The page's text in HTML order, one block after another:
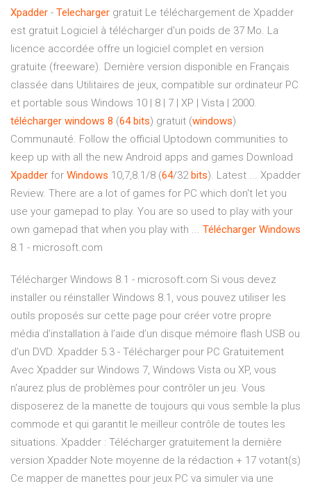
Xpadder - Telecharger gratuit Le téléchargement de Xpadder
est gratuit Logiciel à télécharger d'un poids de 37 Mo. La
licence accordée offre un logiciel complet en version
gratuite (freeware). Dernière version disponible en Français
classée dans Utilitaires de jeux, compatible sur ordinateur PC
et portable sous Windows 10 | 8 | 7 | XP | Vista | 2000.
télécharger windows 8 (64 bits) gratuit (windows)
Communauté. Follow the official Uptodown communities to
keep up with all the new Android apps and games Download
Xpadder for Windows 10,7,8.1/8 (64/32 bits). Latest ... Xpadder
Review. There are a lot of games for PC which don't let you
use your gamepad to play. You are so used to play with your
own gamepad that when you play with ... Télécharger Windows
8.1 - microsoft.com
Télécharger Windows 8.1 - microsoft.com Si vous devez
installer ou réinstaller Windows 8.1, vous pouvez utiliser les
outils proposés sur cette page pour créer votre propre
média d’installation à l’aide d’un disque mémoire flash USB ou
d’un DVD. Xpadder 5.3 - Télécharger pour PC Gratuitement
Avec Xpadder sur Windows 7, Windows Vista ou XP, vous
n'aurez plus de problèmes pour contrôler un jeu. Vous
disposerez de la manette de toujours qui vous semble la plus
commode et qui garantit le meilleur contrôle de toutes les
situations. Xpadder : Télécharger gratuitement la dernière
version Xpadder Note moyenne de la rédaction + 17 votant(s)
Ce mapper de manettes pour jeux PC va simuler via une